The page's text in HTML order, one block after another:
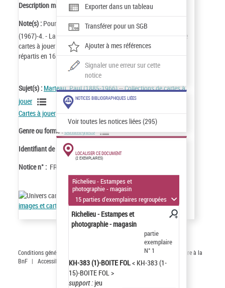
Description matérielle :
16 boîtes
Note(s) : Pour le dépouillement de la collection voir : YE3-1
(1967)-4. - La cote comprend 297 jeux de cartes, ensembles de
cartes à jouer et documents d'archives de la maison Grimaud,
répartis en 16 boîtes
Sujet(s) : Marteau, Paul (1885-1966)--Collections de cartes à
jouer
Cartes à jouer
Genre ou forme :Catalogues
Identifiant de la notice :
Notice n° : FRBNF40333658
Cette notice appartient à l'
images et cartes
Exporter dans un tableau
Transférer pour un SGB
Ajouter à mes références
Signaler une erreur sur cette
notice
NOTICES BIBLIOGRAPHIQUES LIÉES
Voir toutes les notices liées (295)
LOCALISER CE DOCUMENT
(2 EXEMPLAIRES)
Richelieu - Estampes et
photographie - magasin
15 parties d'exemplaires regroupées
Richelieu - Estampes et
photographie - magasin
partie
exemplaire
N° 1
KH-383 (1)-BOITE FOL< KH-383 (1-
15)-BOITE FOL >
support : jeu
Conditions générales d'utilisation Plan du site
Écrire à la
BnF | Accessibilité (non conforme) | V 23.1.0